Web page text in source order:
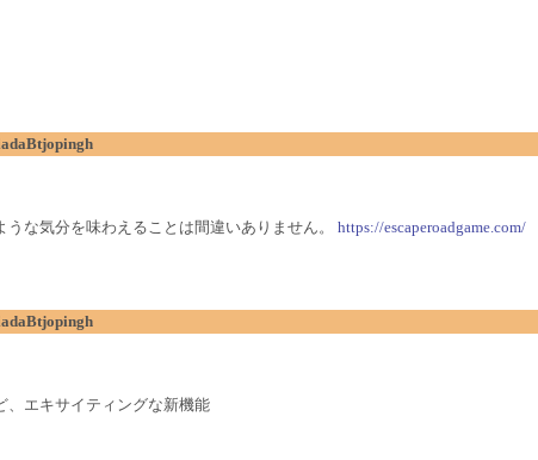
な気分を味わえることは間違いありません。 https://escaperoadgame.com/
、エキサイティングな新機能